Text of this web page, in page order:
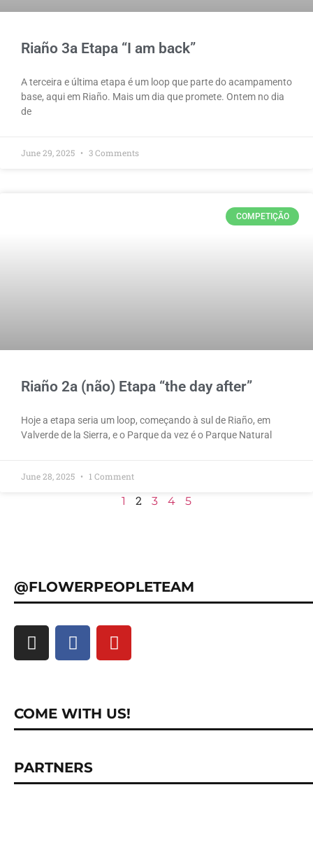
Riaño 3a Etapa “I am back”
A terceira e última etapa é um loop que parte do acampamento
base, aqui em Riaño. Mais um dia que promete. Ontem no dia
de
June 29, 2025 3 Comments
COMPETIÇÃO
Riaño 2a (não) Etapa “the day after”
Hoje a etapa seria um loop, começando à sul de Riaño, em
Valverde de la Sierra, e o Parque da vez é o Parque Natural
June 28, 2025 1 Comment
1 2 3 4 5
@FLOWERPEOPLETEAM
COME WITH US!
PARTNERS